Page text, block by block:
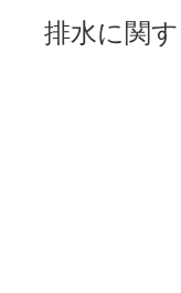
排水に関